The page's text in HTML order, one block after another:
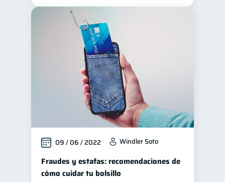
09 / 06 / 2022 Windler Soto
Fraudes y estafas: recomendaciones de
cómo cuidar tu bolsillo